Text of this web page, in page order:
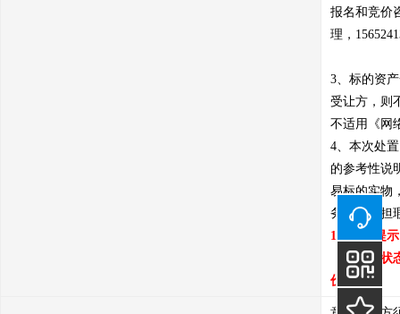
报名和竞价
理，
3、标的资
受让方，则
不适用《网
4、本次处
的参考性说
易标的实物
务，不承担
1、重要提
（保证金
价。